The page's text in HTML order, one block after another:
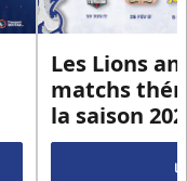
Les Lions
matchs
la saison